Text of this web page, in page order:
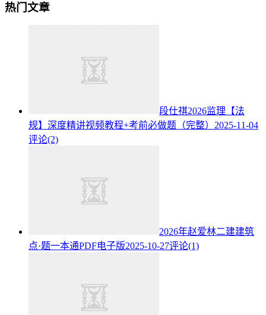
热门文章
段仕祺2026监理【法
规】深度精讲视频教程+考前必做题（完整） 2025-11-04
评论(2)
2026年赵爱林二建建筑
点·题一本通PDF电子版2025-10-27评论(1)